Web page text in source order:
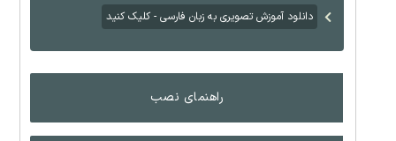
دانلود آموزش تصویری به زبان فارسی - کلیک کنید
راهنمای نصب